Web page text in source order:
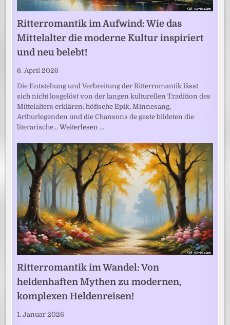
Ritterromantik im Aufwind: Wie das
Mittelalter die moderne Kultur inspiriert
und neu belebt!
6. April 2026
Die Entstehung und Verbreitung der Ritterromantik lässt
sich nicht losgelöst von der langen kulturellen Tradition des
Mittelalters erklären: höfische Epik, Minnesang,
Arthurlegenden und die Chansons de geste bildeten die
literarische…Weiterlesen …
Ritterromantik im Wandel: Von
heldenhaften Mythen zu modernen,
komplexen Heldenreisen!
1. Januar 2026